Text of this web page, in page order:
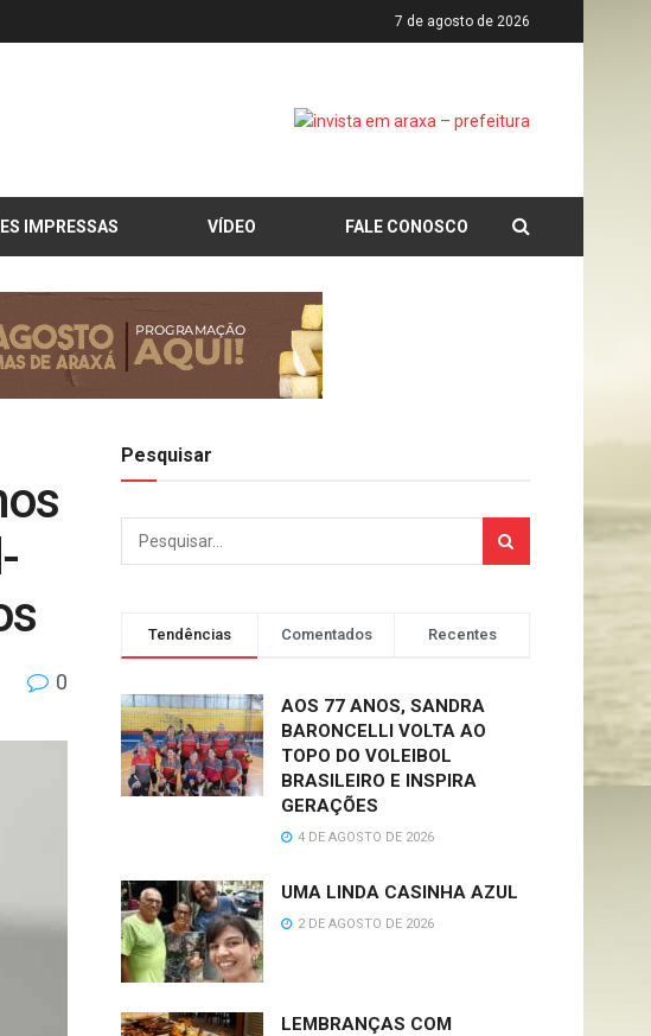
7 de agosto de 2026
IMPRESSAS VÍDEO FALE CONOSCO
0
Pesquisar
Tendências Comentados Recentes
AOS 77 ANOS, SANDRA
BARONCELLI VOLTA AO
TOPO DO VOLEIBOL
BRASILEIRO E INSPIRA
GERAÇÕES
4 DE AGOSTO DE 2026
UMA LINDA CASINHA AZUL
2 DE AGOSTO DE 2026
LEMBRANÇAS COM